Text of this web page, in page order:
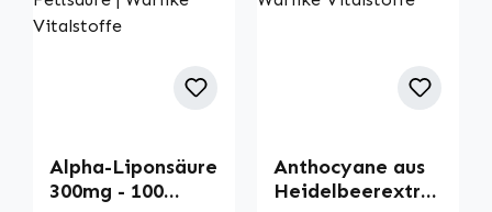
Alpha-Liponsäure
300mg - 100
Anthocyane aus
Heidelbeerextra